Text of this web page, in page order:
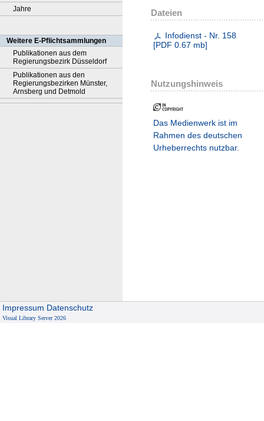
Jahre
Weitere E-Pflichtsammlungen
Publikationen aus dem
Regierungsbezirk Düsseldorf
Publikationen aus den
Regierungsbezirken Münster,
Arnsberg und Detmold
Dateien
Infodienst - Nr. 158
[PDF 0.67 mb]
Nutzungshinweis
Das Medienwerk ist im
Rahmen des deutschen
Urheberrechts nutzbar.
Impressum Datenschutz
Visual Library Server 2026